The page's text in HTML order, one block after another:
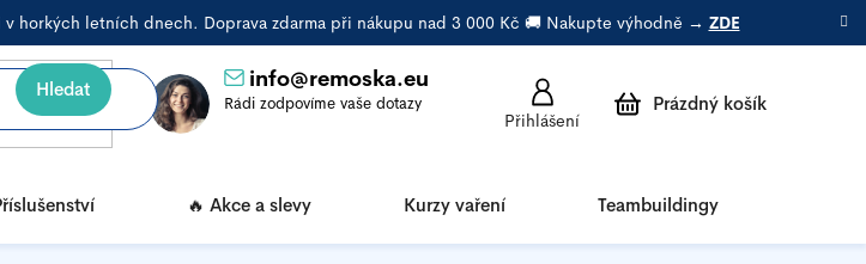
horkých letních dnech. Doprava zdarma při nákupu nad 3 000 Kč 🚚 Nakupte výhodně → ZDE
Hledat info@remoska.eu
košík
Prázdný košík
Přihlášení
🔥 Akce a slevy Kurzy vaření Teambuildingy